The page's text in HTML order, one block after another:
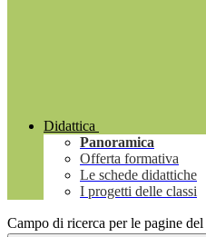
Didattica
Panoramica
Offerta formativa
Le schede didattiche
I progetti delle classi
Campo di ricerca per le pagine